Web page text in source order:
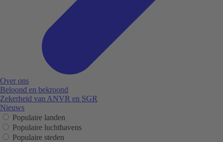
Over ons
Beloond en bekroond
Zekerheid van ANVR en SGR
Nieuws
Populaire landen
Populaire luchthavens
Populaire steden